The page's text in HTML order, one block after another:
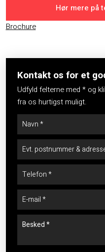
Hør mere på
Brochure
Kontakt os for et
Udfyld felterne med * og
fra os hurtigst muligt.